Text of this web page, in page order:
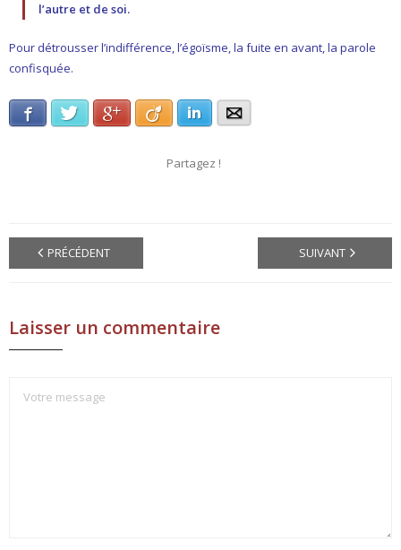
l’autre et de soi.
Pour détrousser l’indifférence, l’égoïsme, la fuite en avant, la parole
confisquée.
FacebookTwitterGoogle+ Viadeo LinkedInE-mail
Partagez !
PRÉCÉDENT SUIVANT
Laisser un commentaire